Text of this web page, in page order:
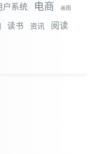
户系统 电商 画图
读书 资讯 阅读